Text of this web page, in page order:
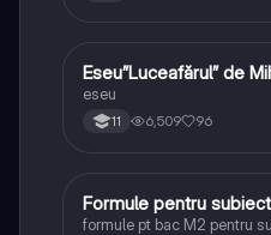
Limba și literatura română
Eseu”Luceafărul” de
eseu
11 6,509 96
Matematică
Formule pentru
formule pt bac M2 pentru